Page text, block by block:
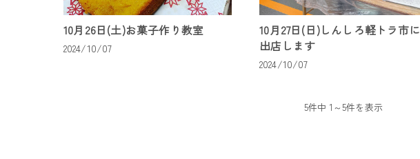
10月26日(土)お菓子作り教室
2024/10/07
10月27日(日)しんしろ軽トラ市に
出店します
2024/10/07
5件中 1～5件を表示